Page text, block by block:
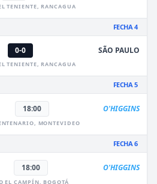
TENIENTE, RANCAGUA
FECHA 4
0-0 SÃO PAULO
TENIENTE, RANCAGUA
FECHA 5
18:00 O'HIGGINS
MONTEVIDEO
FECHA 6
18:00 O'HIGGINS
EL CAMPÍN, BOGOTÁ